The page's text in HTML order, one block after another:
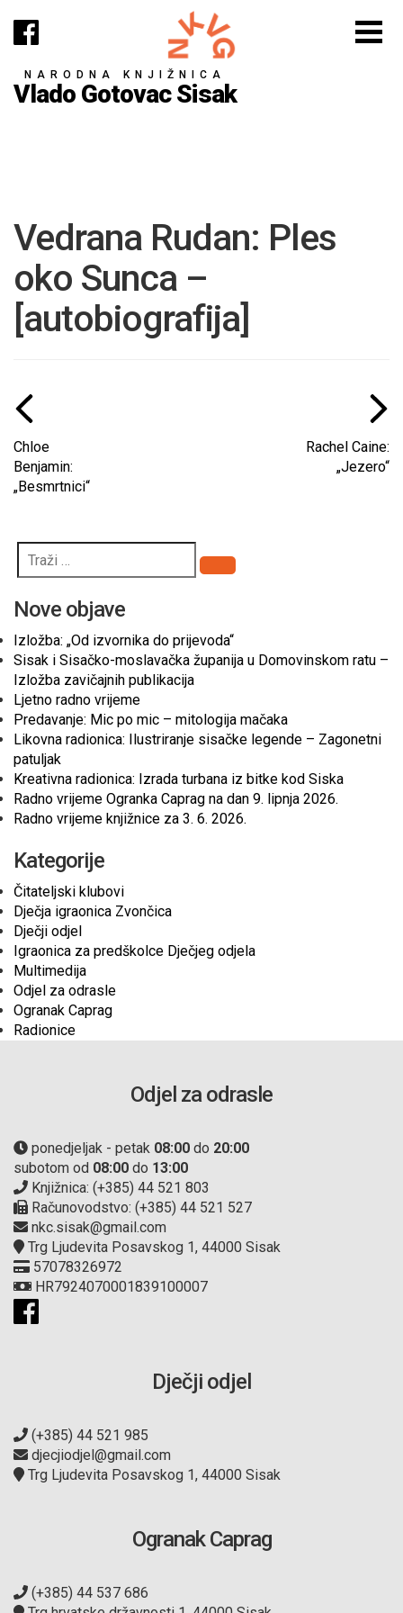
NARODNA KNJIŽNICA
Vlado Gotovac Sisak
Vedrana Rudan: Ples
oko Sunca –
[autobiografija]
Chloe
Benjamin:
„Besmrtnici“
Rachel Caine:
„Jezero“
Pretraži
Nove objave
Izložba: „Od izvornika do prijevoda“
Sisak i Sisačko-moslavačka županija u Domovinskom ratu –
Izložba zavičajnih publikacija
Ljetno radno vrijeme
Predavanje: Mic po mic – mitologija mačaka
Likovna radionica: Ilustriranje sisačke legende – Zagonetni
patuljak
Kreativna radionica: Izrada turbana iz bitke kod Siska
Radno vrijeme Ogranka Caprag na dan 9. lipnja 2026.
Radno vrijeme knjižnice za 3. 6. 2026.
Kategorije
Čitateljski klubovi
Dječja igraonica Zvončica
Dječji odjel
Igraonica za predškolce Dječjeg odjela
Multimedija
Odjel za odrasle
Ogranak Caprag
Radionice
Odjel za odrasle
ponedjeljak - petak 08:00 do 20:00
subotom od 08:00 do 13:00
Knjižnica: (+385) 44 521 803
Računovodstvo: (+385) 44 521 527
nkc.sisak@gmail.com
Trg Ljudevita Posavskog 1, 44000 Sisak
57078326972
HR7924070001839100007
Dječji odjel
(+385) 44 521 985
djecjiodjel@gmail.com
Trg Ljudevita Posavskog 1, 44000 Sisak
Ogranak Caprag
(+385) 44 537 686